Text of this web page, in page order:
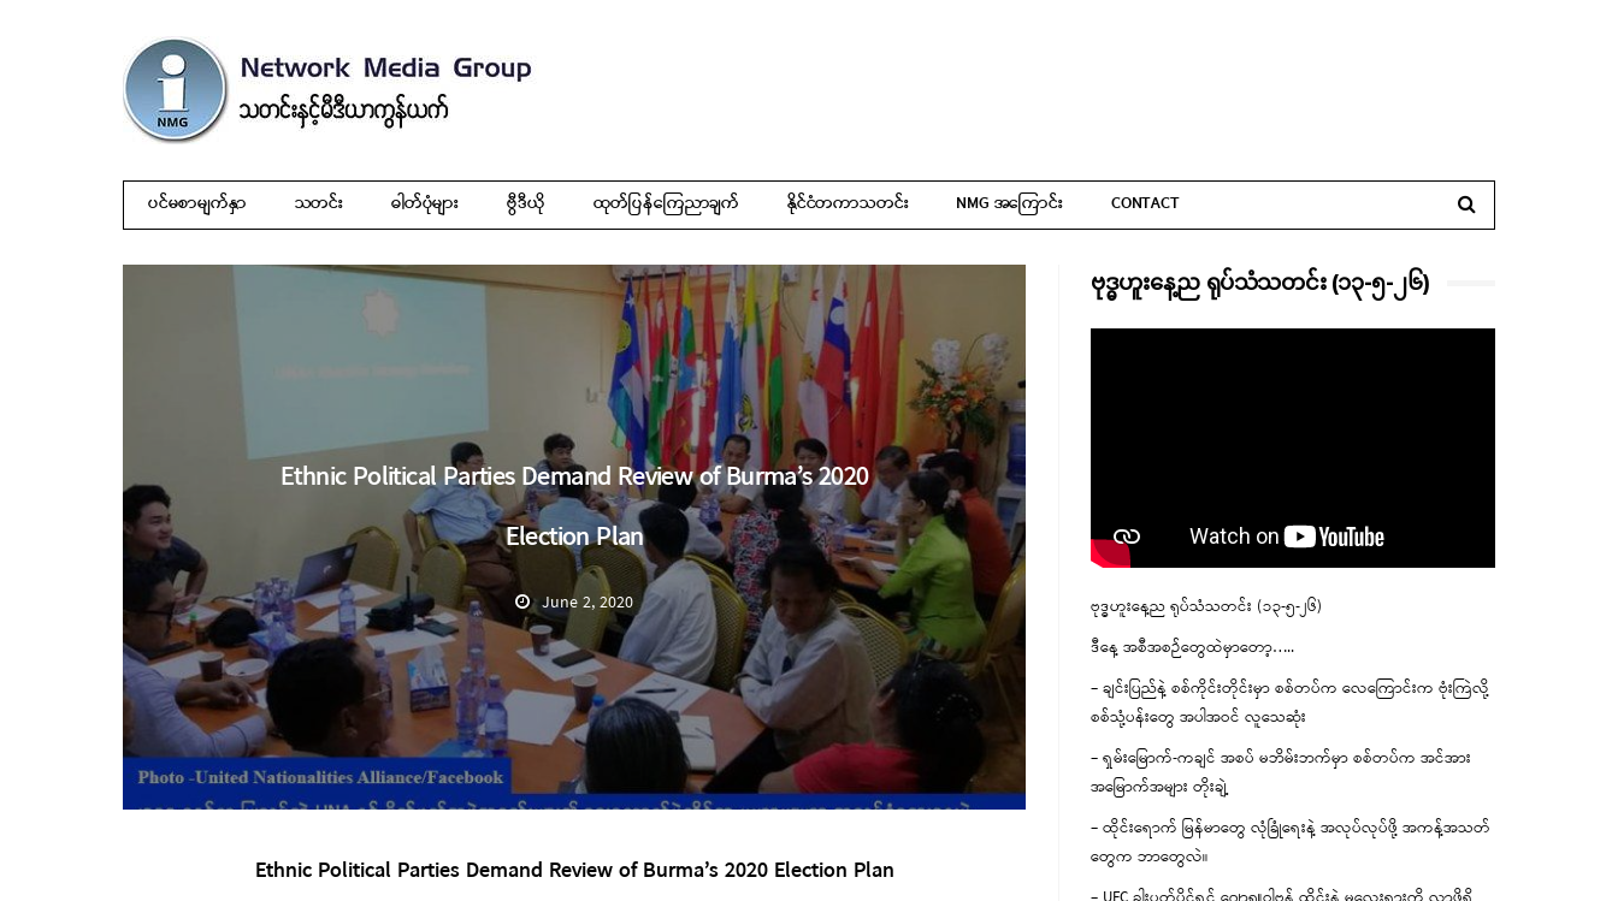
ပင်မစာမျက်နှာ သတင်း ဓါတ်ပုံများ ဗွီဒီယို ထုတ်ပြန်ကြေညာချက် နိုင်ငံတကာသတင်း NMG အကြောင်း CONTACT
Ethnic Political Parties Demand Review of Burma’s 2020
Election Plan
June 2, 2020
Ethnic Political Parties Demand Review of Burma’s 2020 Election Plan
ဗုဒ္ဓဟူးနေ့ည ရုပ်သံသတင်း (၁၃-၅-၂၆)
ဗုဒ္ဓဟူးနေ့ည ရုပ်သံသတင်း (၁၃-၅-၂၆)
ဒီနေ့ အစီအစဉ်တွေထဲမှာတော့…..
– ချင်းပြည်နဲ့ စစ်ကိုင်းတိုင်းမှာ စစ်တပ်က လေကြောင်းက ဗုံးကြဲလို့
စစ်သုံ့ပန်းတွေ အပါအဝင် လူသေဆုံး
– ရှမ်းမြောက်-ကချင် အစပ် မဘိမ်းဘက်မှာ စစ်တပ်က အင်အား
အမြောက်အများ တိုးချဲ့
– ထိုင်းရောက် မြန်မာတွေ လုံခြုံရေးနဲ့ အလုပ်လုပ်ဖို့ အကန့်အသတ်
တွေက ဘာတွေလဲ။